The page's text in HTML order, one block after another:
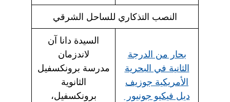
النصب التذكاري للساحل الشرقي
بحار من الدرجة
الثانية في البحرية
الأمريكية جوزيف
ديل فيكيو جونيور
السيدة دانا آن
لاندزمان
مدرسة برونكسفيل
الثانوية
برونكسفيل،